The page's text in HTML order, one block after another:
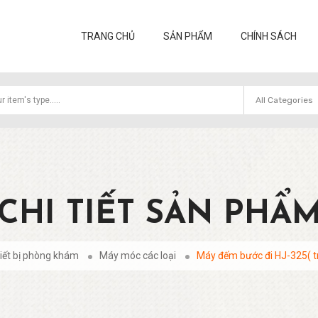
TRANG CHỦ SẢN PHẨM CHÍNH SÁCH
TIẾT SẢN
bị phòng khám Máy móc các loại Máy đếm bước đi HJ-325(